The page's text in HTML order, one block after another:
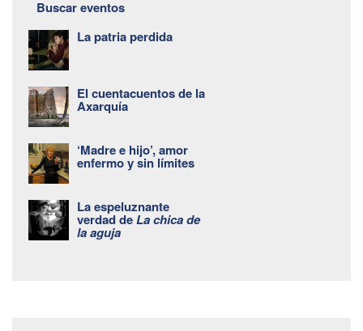
Buscar eventos
La patria perdida
El cuentacuentos de la
Axarquía
‘Madre e hijo’, amor
enfermo y sin límites
La espeluznante
verdad deLa chica de
la aguja